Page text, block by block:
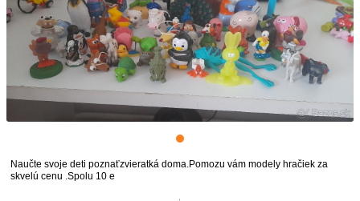
Naučte svoje deti poznaťzvieratká doma.Pomozu vám modely hračiek za
skvelú cenu .Spolu 10 e